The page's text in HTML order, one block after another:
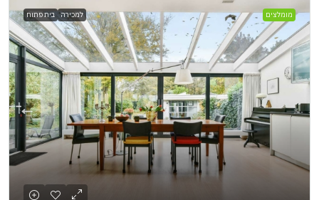
מומלצים למכירה בית פתוח